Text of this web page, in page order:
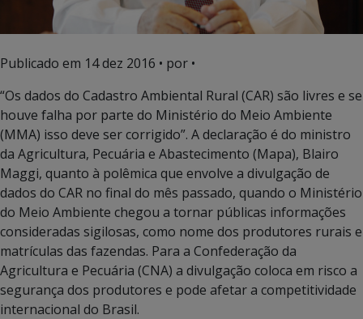
Publicado em 14 dez 2016 • por •
“Os dados do Cadastro Ambiental Rural (CAR) são livres e se
houve falha por parte do Ministério do Meio Ambiente
(MMA) isso deve ser corrigido”. A declaração é do ministro
da Agricultura, Pecuária e Abastecimento (Mapa), Blairo
Maggi, quanto à polêmica que envolve a divulgação de
dados do CAR no final do mês passado, quando o Ministério
do Meio Ambiente chegou a tornar públicas informações
consideradas sigilosas, como nome dos produtores rurais e
matrículas das fazendas. Para a Confederação da
Agricultura e Pecuária (CNA) a divulgação coloca em risco a
segurança dos produtores e pode afetar a competitividade
internacional do Brasil.